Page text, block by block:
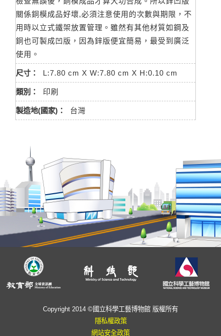
關係銅模成品好壞,必須注意使用的次數與期限，不
用時以立式鐵架放置管理。雖然有其他材質如鋼及
銅也可製成凹版，因為鋅版便宜簡易，最受到廣泛
使用。
尺寸： L:7.80 cm X W:7.80 cm X H:0.10 cm
類別： 印刷
製造地(國家)： 台灣
Copyright 2014 ©國立科學工藝博物館 版權所有
隱私權政策
網站安全政策